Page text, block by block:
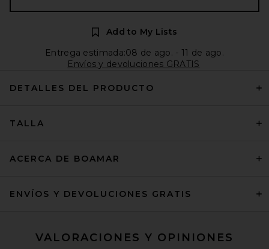
Add to My Lists
Entrega estimada:08 de ago. - 11 de ago.
Envíos y devoluciones GRATIS
DETALLES DEL PRODUCTO
TALLA
ACERCA DE BOAMAR
ENVÍOS Y DEVOLUCIONES GRATIS
VALORACIONES Y OPINIONES